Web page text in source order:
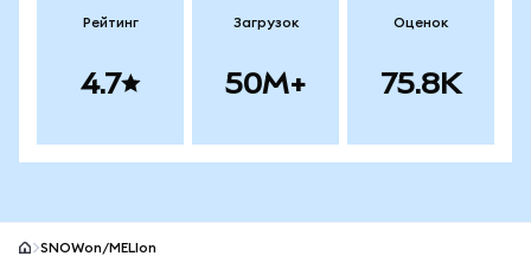
Рейтинг
4.7
Загрузок
50M+
Оценок
75.8K
SNOWon/MELIon